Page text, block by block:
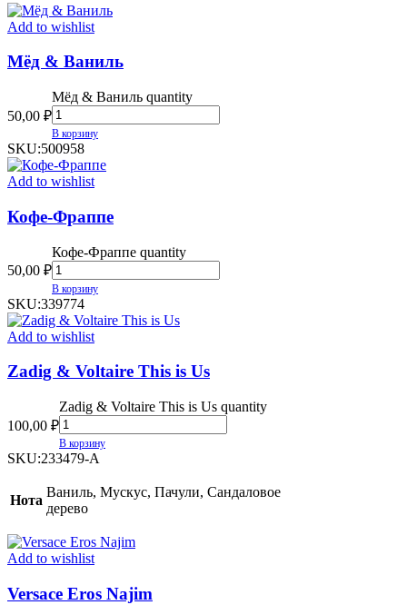
Add to wishlist
Мёд & Ваниль
50,00 ₽
Мёд & Ваниль quantity
В корзину
SKU:500958
Add to wishlist
Кофе-Фраппе
50,00 ₽
Кофе-Фраппе quantity
В корзину
SKU:339774
Add to wishlist
Zadig & Voltaire This is Us
100,00 ₽
Zadig & Voltaire This is Us quantity
В корзину
SKU:233479-A
Нота
Ваниль, Мускус, Пачули, Сандаловое
дерево
Add to wishlist
Versace Eros Najim